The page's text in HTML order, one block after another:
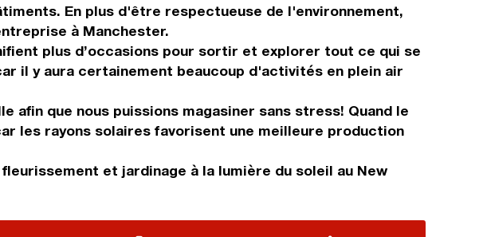
En plus d'être respectueuse de l'environnement,
à Manchester.
plus d’occasions pour sortir et explorer tout ce qui se
il y aura certainement beaucoup d'activités en plein air
que nous puissions magasiner sans stress! Quand le
les rayons solaires favorisent une meilleure production
et jardinage à la lumière du soleil au New